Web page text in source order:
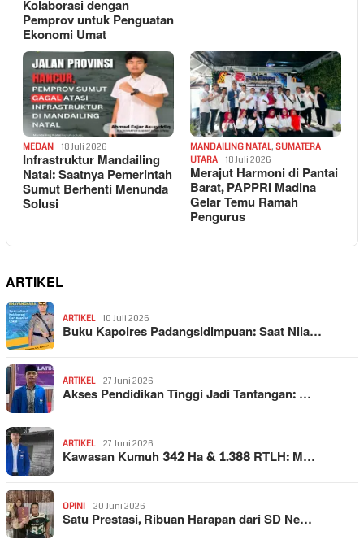
Kolaborasi dengan
Pemprov untuk Penguatan
Ekonomi Umat
MEDAN 18 Juli 2026
Infrastruktur Mandailing
Natal: Saatnya Pemerintah
Sumut Berhenti Menunda
Solusi
MANDAILING NATAL, SUMATERA
UTARA
18 Juli 2026
Merajut Harmoni di Pantai
Barat, PAPPRI Madina
Gelar Temu Ramah
Pengurus
ARTIKEL
ARTIKEL 10 Juli 2026
Buku Kapolres Padangsidimpuan: Saat Nila…
ARTIKEL 27 Juni 2026
Akses Pendidikan Tinggi Jadi Tantangan: …
ARTIKEL 27 Juni 2026
Kawasan Kumuh 342 Ha & 1.388 RTLH: M…
OPINI 20 Juni 2026
Satu Prestasi, Ribuan Harapan dari SD Ne…